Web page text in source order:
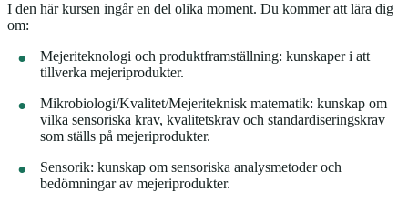
I den här kursen ingår en del olika moment. Du kommer att lära dig
om:
Mejeriteknologi och produktframställning: kunskaper i att
tillverka mejeriprodukter.
Mikrobiologi/Kvalitet/Mejeriteknisk matematik: kunskap om
vilka sensoriska krav, kvalitetskrav och standardiseringskrav
som ställs på mejeriprodukter.
Sensorik: kunskap om sensoriska analysmetoder och
bedömningar av mejeriprodukter.